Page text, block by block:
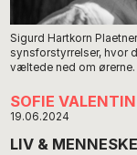
Sigurd Hartkorn
synsforstyrrelser, hvor
væltede ned om
SOFIE VALENTIN
19.06.2024
LIV &